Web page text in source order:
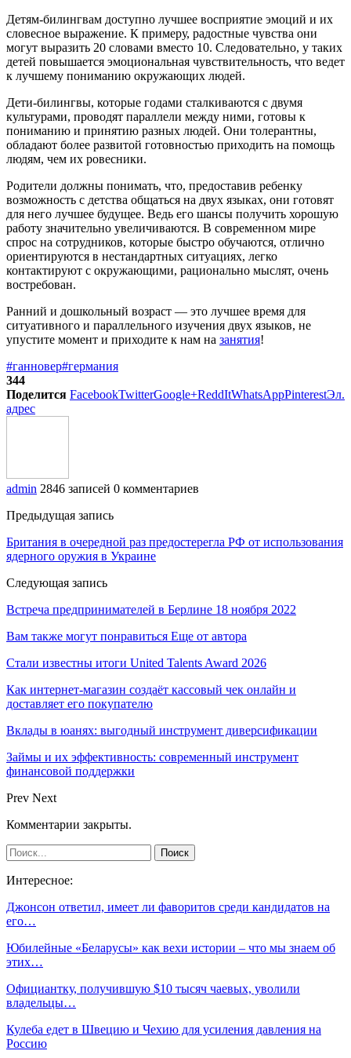
Детям-билингвам доступно лучшее восприятие эмоций и их
словесное выражение. К примеру, радостные чувства они
могут выразить 20 словами вместо 10. Следовательно, у таких
детей повышается эмоциональная чувствительность, что ведет
к лучшему пониманию окружающих людей.
Дети-билингвы, которые годами сталкиваются с двумя
культурами, проводят параллели между ними, готовы к
пониманию и принятию разных людей. Они толерантны,
обладают более развитой готовностью приходить на помощь
людям, чем их ровесники.
Родители должны понимать, что, предоставив ребенку
возможность с детства общаться на двух языках, они готовят
для него лучшее будущее. Ведь его шансы получить хорошую
работу значительно увеличиваются. В современном мире
спрос на сотрудников, которые быстро обучаются, отлично
ориентируются в нестандартных ситуациях, легко
контактируют с окружающими, рационально мыслят, очень
востребован.
Ранний и дошкольный возраст — это лучшее время для
ситуативного и параллельного изучения двух языков, не
упустите момент и приходите к нам на занятия!
#ганновер#германия
344
Поделится FacebookTwitterGoogle+ReddItWhatsAppPinterestЭл.
адрес
admin 2846 записей 0 комментариев
Предыдущая запись
Британия в очередной раз предостерегла РФ от использования
ядерного оружия в Украине
Следующая запись
Встреча предпринимателей в Берлине 18 ноября 2022
Вам также могут понравиться Еще от автора
Стали известны итоги United Talents Award 2026
Как интернет-магазин создаёт кассовый чек онлайн и
доставляет его покупателю
Вклады в юанях: выгодный инструмент диверсификации
Займы и их эффективность: современный инструмент
финансовой поддержки
Prev Next
Комментарии закрыты.
Интересное:
Джонсон ответил, имеет ли фаворитов среди кандидатов на
его…
Юбилейные «Беларусы» как вехи истории – что мы знаем об
этих…
Официантку, получившую $10 тысяч чаевых, уволили
владельцы…
Кулеба едет в Швецию и Чехию для усиления давления на
Россию